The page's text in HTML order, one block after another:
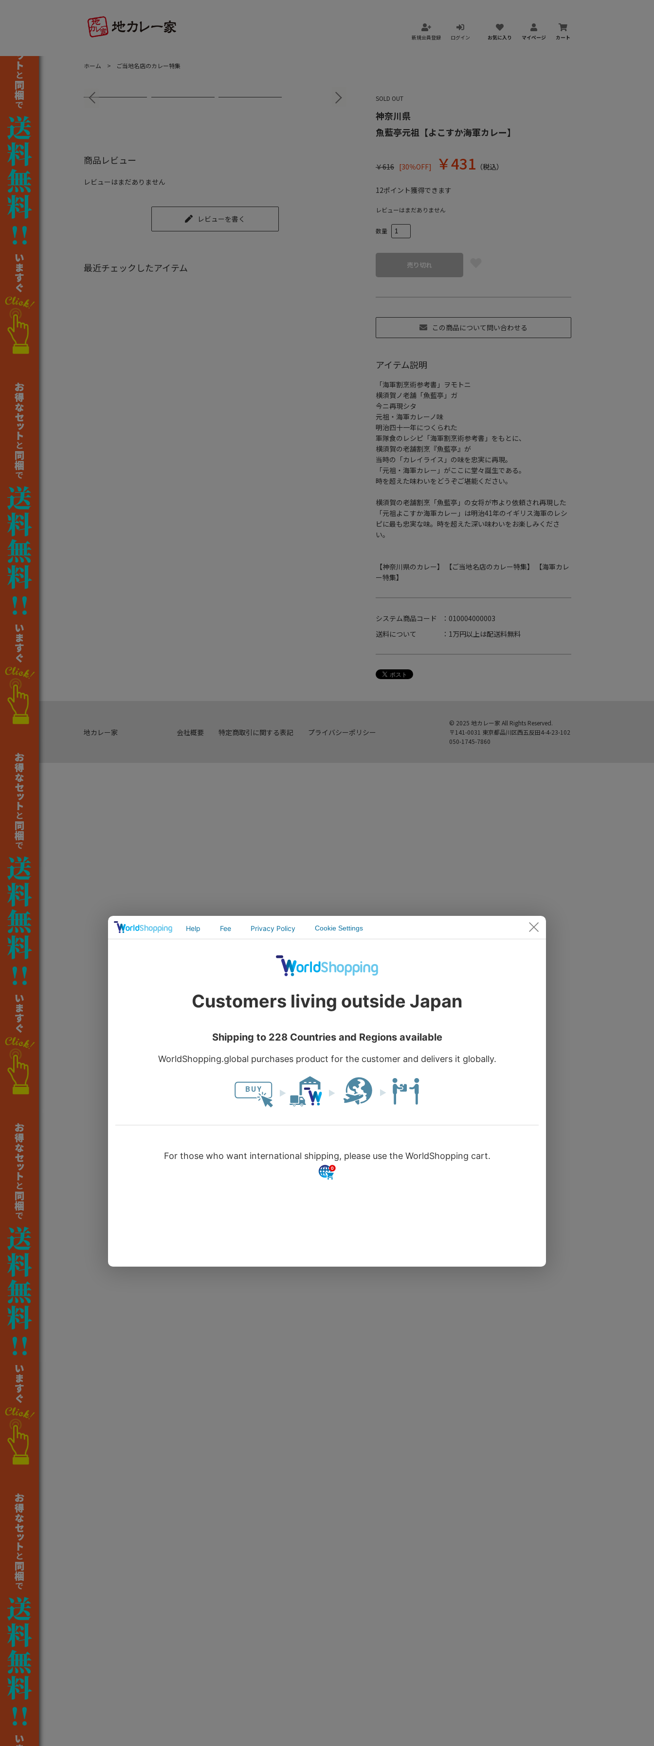
新規会員登録 ログイン お気に入り マイページ カート
ホーム ご当地名店のカレー特集
SOLD OUT
神奈川県
魚藍亭元祖【よこすか海軍カレー】
￥616 [30％OFF] ￥431 （税込）
12ポイント獲得できます
レビューはまだありません
数量
売り切れ
この商品について問い合わせる
アイテム説明
「海軍割烹術参考書」ヲモトニ
横須賀ノ老舗「魚藍亭」ガ
今ニ再現シタ
元祖・海軍カレーノ味
明治四十一年につくられた
軍隊食のレシピ「海軍割烹術参考書」をもとに、
横須賀の老舗割烹『魚藍亭』が
当時の「カレイライス」の味を忠実に再現。
「元祖・海軍カレー」がここに堂々誕生である。
時を超えた味わいをどうぞご堪能ください。
横須賀の老舗割烹「魚藍亭」の女将が市より依頼され再現した
「元祖よこすか海軍カレー」は明治41年のイギリス海軍のレシ
ピに最も忠実な味。時を超えた深い味わいをお楽しみくださ
い。
【神奈川県のカレー】 【ご当地名店のカレー特集】
【海軍カレ
ー特集】
システム商品コード
：010004000003
送料について
：1万円以上は配送料無料
商品レビュー
レビューはまだありません
レビューを書く
最近チェックしたアイテム
地カレー家 会社概要 特定商取引に関する表記 プライバシーポリシー
© 2025 地カレー家 All Rights Reserved.
〒141-0031 東京都品川区西五反田4-4-23-102
050-1745-7860